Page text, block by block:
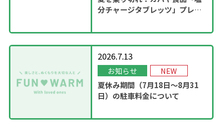
分チャージタブレッツ」プレゼ
2026.7.13
お知らせ NEW
夏休み期間（7月18日～8月31
日）の駐車料金について